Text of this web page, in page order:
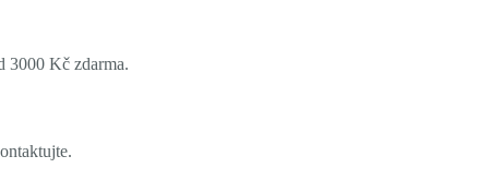
3000 Kč zdarma.